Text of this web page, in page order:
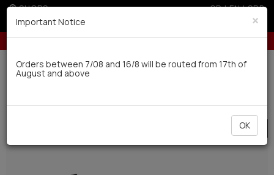
SHOPS GR|EN|SRB
Up to 6 interest-free installments with credit cards for orders over 100€
Delivery in 7-9 working days via UPS
SALE
×
Important Notice
Orders between 7/08 and 16/8 will be routed from 17th of
August and above
OK